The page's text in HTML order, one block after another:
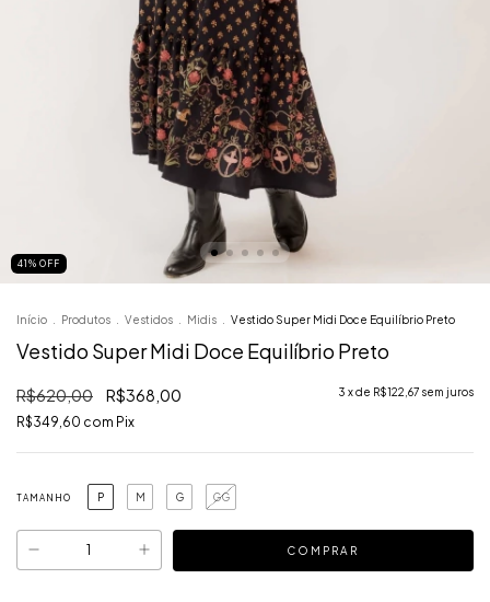
41 % OFF
Início Produtos Vestidos Midis Vestido Super Midi Doce Equilíbrio Preto
Vestido Super Midi Doce Equilíbrio Preto
R$620,00 R$368,00 3 x de R$122,67 sem juros
R$349,60 com Pix
TAMANHO P M G GG